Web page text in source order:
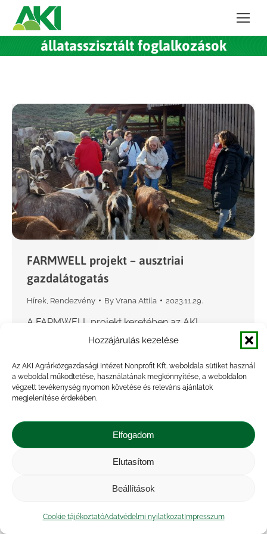
Hozzájárulás kezelése
Az AKI Agrárközgazdasági Intézet Nonprofit Kft. weboldala sütiket használ
a weboldal működtetése, használatának megkönnyítése, a weboldalon
végzett tevékenység nyomon követése és releváns ajánlatok
megjelenítése érdekében.
Elfogadom
Elutasítom
Beállítások
Cookie tájékoztatóAdatvédelmi nyilatkozatImpresszum
állatasszisztált foglalkozások
FARMWELL projekt – ausztriai
gazdalátogatás
Hírek Rendezvény By Vrana Attila 2023.11.29.
A FARMWELL projekt keretében az AKI
szervezésében megvalósult ausztriai
hogy hogyan lehet az Európai Uniós
vidékfejlesztési forrásokat olyan, az
egészségügy, a szociális szféra, az oktatás és…